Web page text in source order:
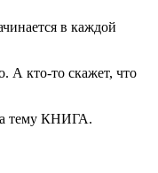
в каждой
А кто-то скажет, что
тему КНИГА.